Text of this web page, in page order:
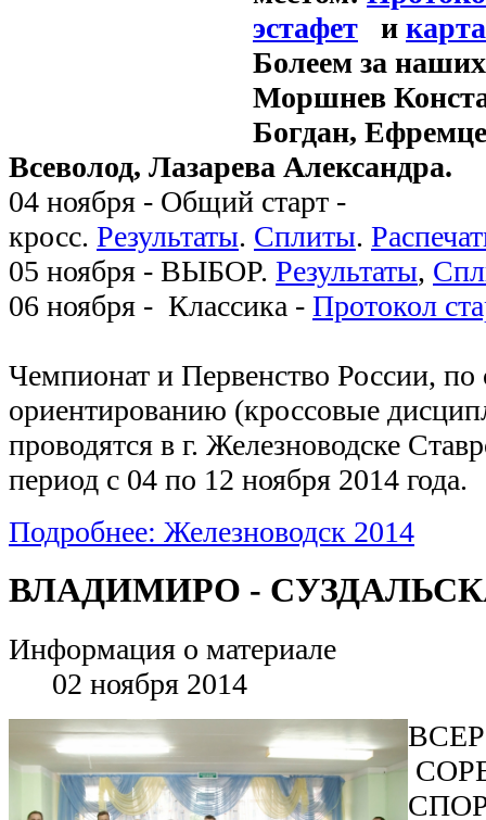
эстафет и карта
Болеем за
Моршнев
Богдан,
Всеволод, Лазарева Александра.
04 ноября - Общий старт -
кросс. Результаты. Сплиты.
05 ноября - ВЫБОР. Результаты,
06 ноября - Классика - Протокол
Чемпионат и Первенство России, по
ориентированию (кроссовые
проводятся в г. Железноводске
период с 04 по 12 ноября 2014 года.
Подробнее: Железноводск 2014
ВЛАДИМИРО -
Информация о материале
02 ноября 2014